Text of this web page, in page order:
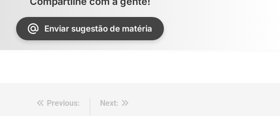
Enviar sugestão de matéria
Previous:
Next: